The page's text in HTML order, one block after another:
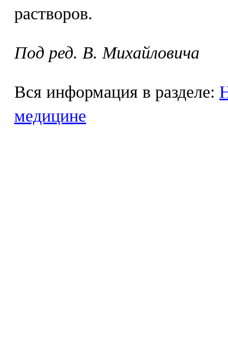
растворов.
Под ред. В. Михайловича
Вся информация в разделе:
медицине